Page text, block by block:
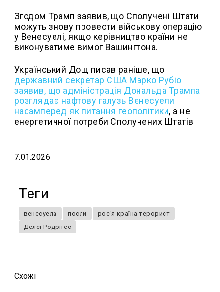
Згодом Трамп заявив, що Сполучені Штати
можуть знову провести військову операцію
у Венесуелі, якщо керівництво країни не
виконуватиме вимог Вашингтона.
Український Дощ писав раніше, що
державний секретар США Марко Рубіо
заявив, що адміністрація Дональда Трампа
розглядає нафтову галузь Венесуели
насамперед як питання геополітики, а не
енергетичної потреби Сполучених Штатів
7.01.2026
Теги
венесуела посли
росія країна терорист
Делсі Родрігес
Схожi